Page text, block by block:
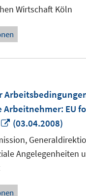
Wirtschaft Köln
Arbeitnehmer: EU
In
neuem
Fenster
öffnen
(03.04.2008)
Angelegenheiten